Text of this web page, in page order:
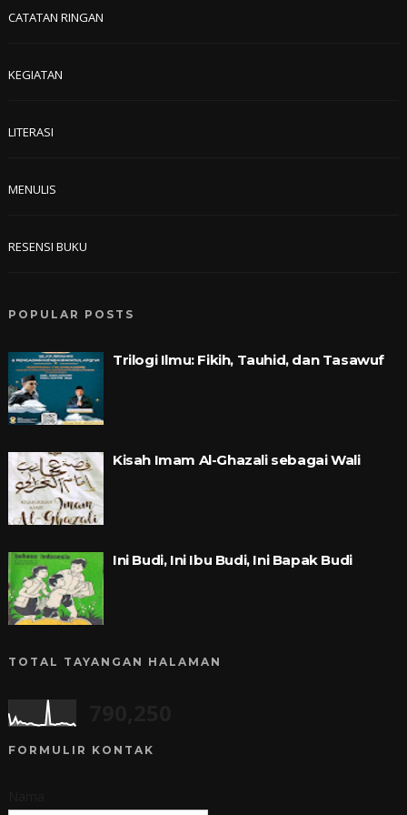
CATATAN RINGAN
KEGIATAN
LITERASI
MENULIS
RESENSI BUKU
POPULAR POSTS
Trilogi Ilmu: Fikih, Tauhid, dan Tasawuf
Kisah Imam Al-Ghazali sebagai Wali
Ini Budi, Ini Ibu Budi, Ini Bapak Budi
TOTAL TAYANGAN HALAMAN
FORMULIR KONTAK